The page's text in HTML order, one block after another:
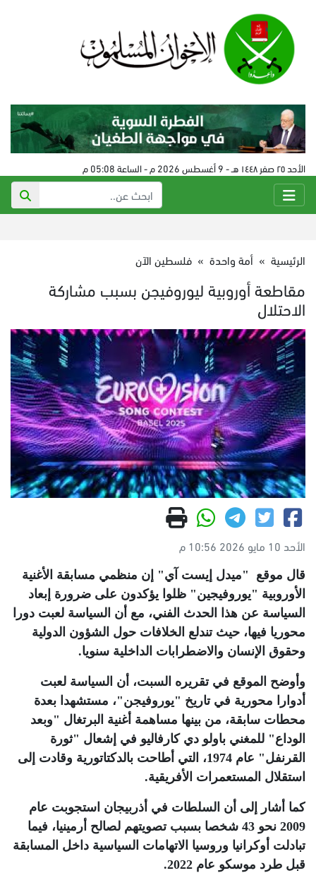
الأحد ٢٥ صفر ١٤٤٨ هـ - 9 أغسطس 2026 م - الساعة 05:08 م
الرئيسية » أمة واحدة » فلسطين الآن
مقاطعة أوروبية ليوروفيجن بسبب مشاركة
الاحتلال
الأحد 10 مايو 2026 10:56 م
قال موقع "ميدل إيست آي" إن منظمي مسابقة الأغنية
الأوروبية "يوروفيجين" ظلوا يؤكدون على ضرورة إبعاد
السياسة عن هذا الحدث الفني، مع أن السياسة لعبت دورا
محوريا فيها، حيث تندلع الخلافات حول الشؤون الدولية
وحقوق الإنسان والاضطرابات الداخلية سنويا.
وأوضح الموقع في تقريره السبت، أن السياسة لعبت
أدوارا محورية في تاريخ "يوروفيجن"، مستشهدا بعدة
محطات سابقة، من بينها مساهمة أغنية البرتغال "وبعد
الوداع" للمغني باولو دي كارفاليو في إشعال "ثورة
القرنفل" عام 1974، التي أطاحت بالدكتاتورية وقادت إلى
استقلال المستعمرات الأفريقية.
كما أشار إلى أن السلطات في أذربيجان استجوبت عام
2009 نحو 43 شخصا بسبب تصويتهم لصالح أرمينيا، فيما
تبادلت أوكرانيا وروسيا الاتهامات السياسية داخل المسابقة
قبل طرد موسكو عام 2022
.